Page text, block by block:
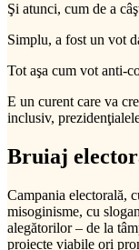
Şi atunci, cum de a
Simplu, a fost un vot
Tot aşa cum vot anti-
E un curent care va
inclusiv,
Bruiaj
Campania electorală,
misoginisme, cu
alegătorilor – de la
proiecte viabile ori